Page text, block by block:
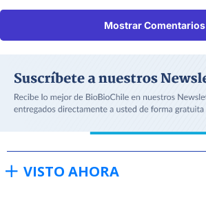
Mostrar Comentarios
VISTO AHORA